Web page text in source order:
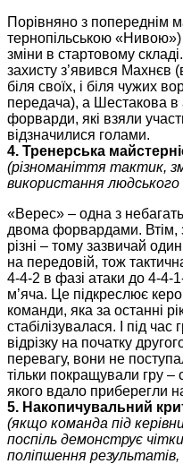
Порівняно з попереднім
тернопільською «Нивою»)
зміни в стартовому
захисту з’явився Махнєв
біля своїх, і біля чужих
передача), а Шестакова в
форварди, які взяли
відзначилися голами.
4. Тренерська
(різноманіття тактик,
використання
«Верес» – одна з
двома форвардами. Втім,
різні – тому зазвичай
на передовій, тож
4-4-2 в фазі атаки до 4-4-
м’яча. Це підкреслює
команди, яка за останні
стабілізувалася. І під
відрізку на початку
перевагу, вони не
тільки покращували гру –
якого вдало приберегли
5. Накопичувальний
(якщо команда під
поспіль демонструє
поліпшення